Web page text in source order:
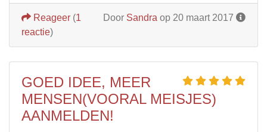
Door Sandra op 20 maart 2017
Reageer (1
reactie)
GOED IDEE, MEER
MENSEN(VOORAL MEISJES)
AANMELDEN!